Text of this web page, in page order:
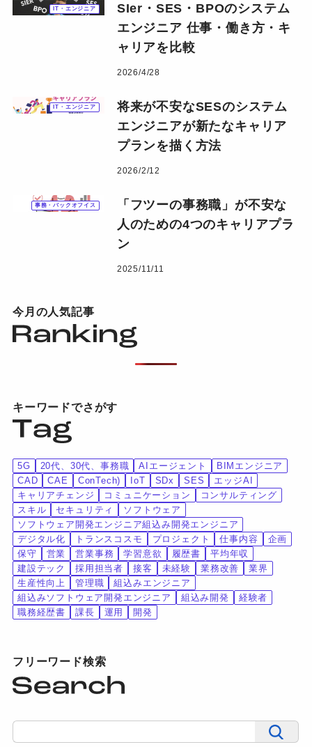
IT・エンジニア
SIer・SES・BPOのシステム
エンジニア 仕事・働き方・キ
ャリアを比較
2026/4/28
IT・エンジニア
将来が不安なSESのシステム
エンジニアが新たなキャリア
プランを描く方法
2026/2/12
事務・バックオフイス
「フツーの事務職」が不安な
人のための4つのキャリアプラ
ン
2025/11/11
今月の人気記事
キーワードでさがす
5G 20代、30代、事務職 AIエージェント
BIMエンジニア
CAD
CAE ConTech) IoT SDx SES
エッジAI
キャリアチェンジ
コミュニケーション
コンサルティング
スキル
セキュリティ
ソフトウェア
ソフトウェア開発エンジニア組込み開発エンジニア
デジタル化
トランスコスモ プロジェクト 仕事内容
企画
保守
営業 営業事務 学習意欲 履歴書
平均年収
建設テック
採用担当者 接客 未経験 業務改善
業界
生産性向上
管理職
組込みエンジニア
組込みソフトウェア開発エンジニア
組込み開発
経験者
職務経歴書
課長 運用 開発
フリーワード検索